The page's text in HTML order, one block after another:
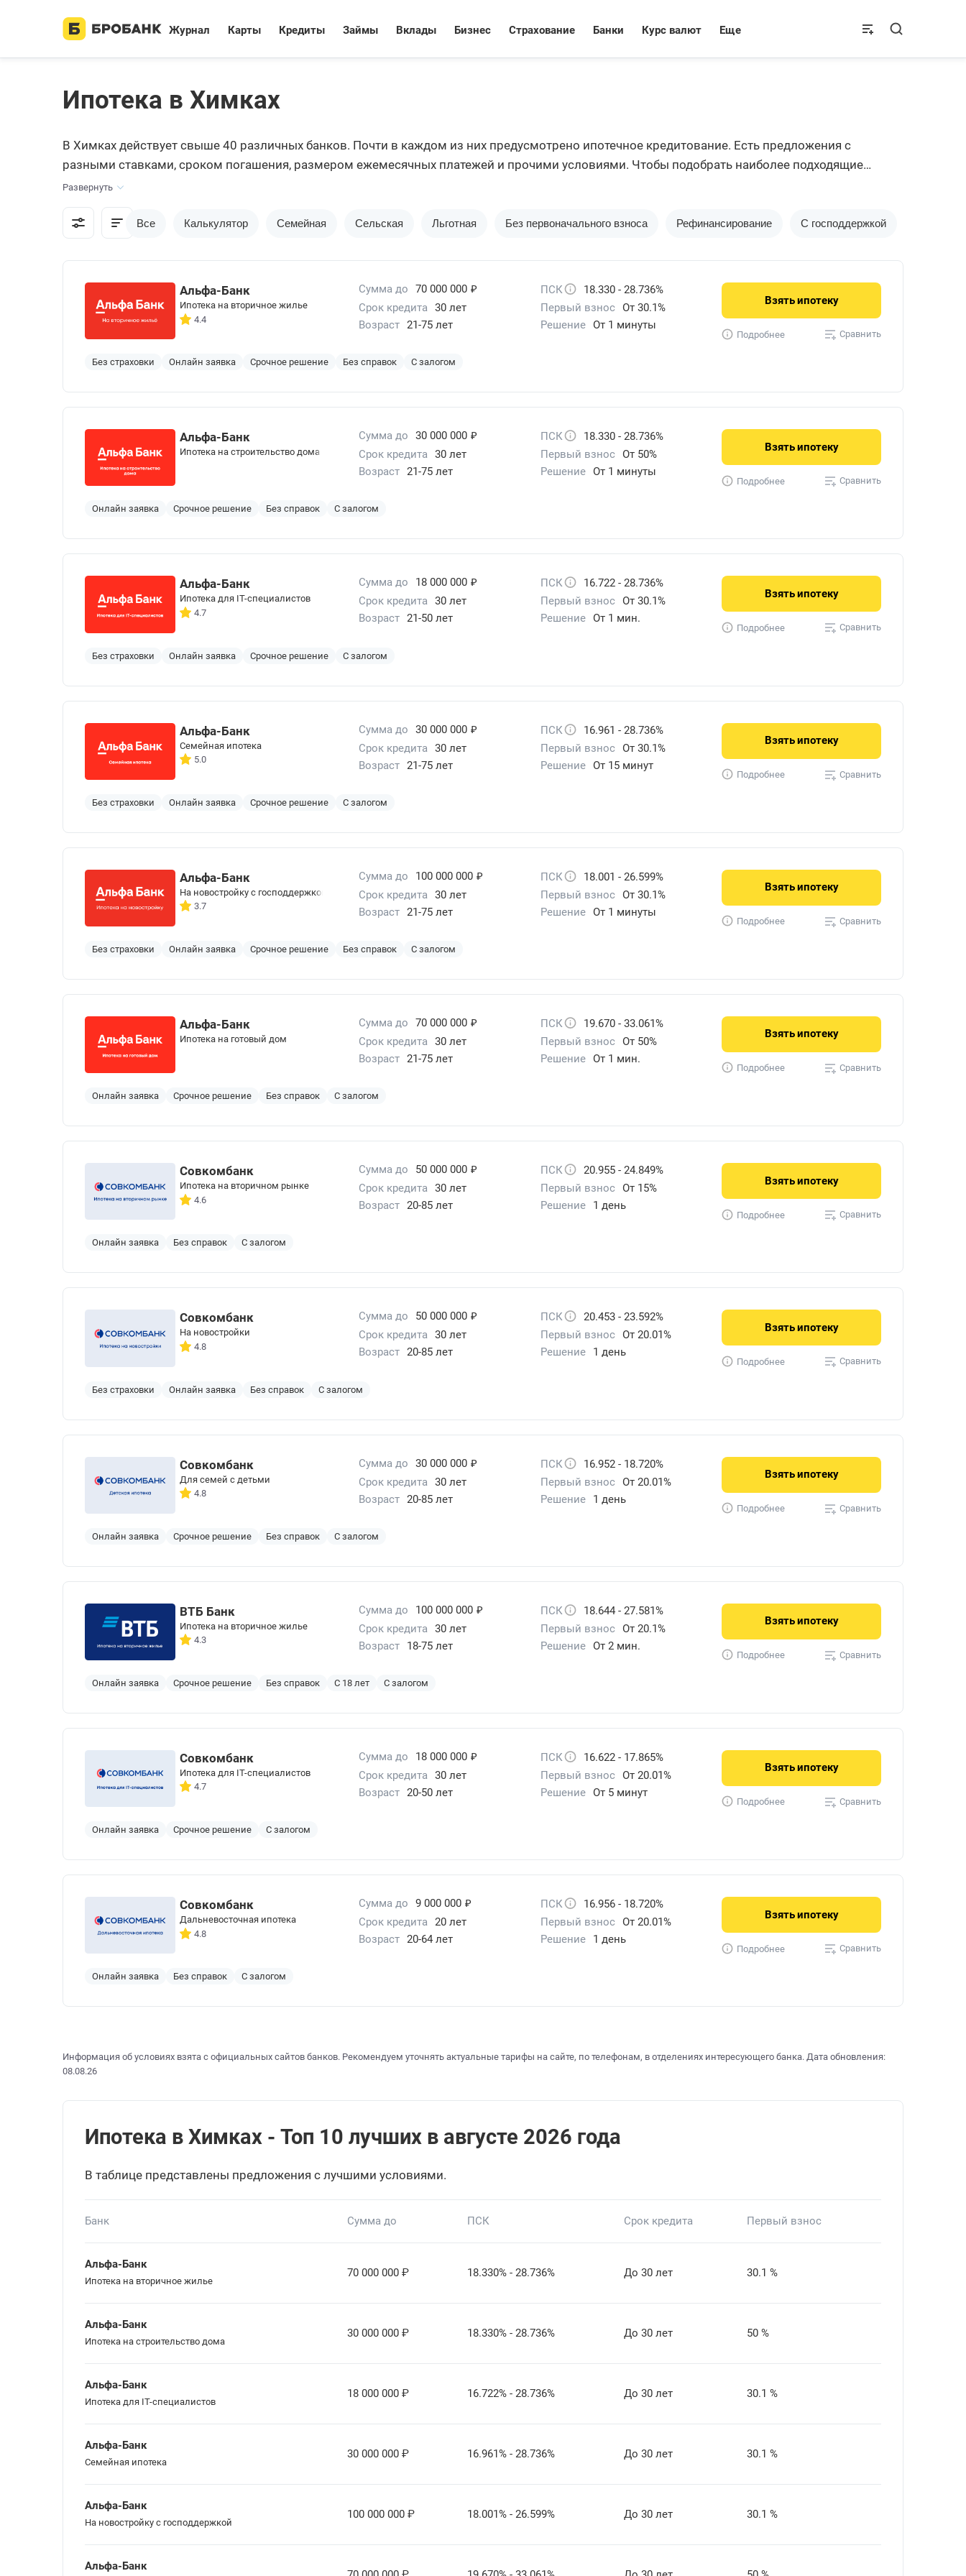
Журнал Карты Кредиты Займы Вклады Бизнес Страхование Банки Курс валют Еще
Ипотека в Химках
В Химках действует свыше 40 различных банков. Почти в каждом из них предусмотрено ипотечное кредитование. Есть предложения с
разными ставками, сроком погашения, размером ежемесячных платежей и прочими условиями. Чтобы подобрать наиболее подходящие
условия, необходимо просчитать и сравнить все варианты. В этом может помочь сервис Бробанк.
Развернуть
Все Калькулятор Семейная Сельская Льготная Без первоначального взноса Рефинансирование С господдержкой
Альфа-Банк
Ипотека на вторичное жилье
4.4
Сумма до 70 000 000 ₽ ПСК
18.330 - 28.736%
Срок кредита 30 лет Первый взнос От 30.1%
Возраст 21-75 лет Решение От 1 минуты
Без страховки Онлайн заявка Срочное решение Без справок С залогом
Взятьипотеку
Подробнее Сравнить
Альфа-Банк
Ипотека на строительство дома
Сумма до 30 000 000 ₽ ПСК
18.330 - 28.736%
Срок кредита 30 лет Первый взнос От 50%
Возраст 21-75 лет Решение От 1 минуты
Онлайн заявка Срочное решение Без справок С залогом
Взятьипотеку
Подробнее Сравнить
Альфа-Банк
Ипотека для IT-специалистов
4.7
Сумма до 18 000 000 ₽ ПСК
16.722 - 28.736%
Срок кредита 30 лет Первый взнос От 30.1%
Возраст 21-50 лет Решение От 1 мин.
Без страховки Онлайн заявка Срочное решение С залогом
Взятьипотеку
Подробнее Сравнить
Альфа-Банк
Семейная ипотека
5.0
Сумма до 30 000 000 ₽ ПСК
16.961 - 28.736%
Срок кредита
30 лет Первый взнос От 30.1%
Возраст 21-75 лет Решение От 15 минут
Без страховки Онлайн заявка Срочное решение С залогом
Взятьипотеку
Подробнее Сравнить
Альфа-Банк
На новостройку с господдержкой
3.7
Сумма до 100 000 000 ₽ ПСК
18.001 - 26.599%
Срок кредита 30 лет Первый взнос От 30.1%
Возраст 21-75 лет Решение От 1 минуты
Без страховки Онлайн заявка Срочное решение Без справок С залогом
Взятьипотеку
Подробнее Сравнить
Альфа-Банк
Ипотека на готовый дом
Сумма до 70 000 000 ₽ ПСК
19.670 - 33.061%
Срок кредита 30 лет Первый взнос От 50%
Возраст 21-75 лет Решение От 1 мин.
Онлайн заявка Срочное решение Без справок С залогом
Взятьипотеку
Подробнее Сравнить
Совкомбанк
Ипотека на вторичном рынке
4.6
Сумма до 50 000 000 ₽ ПСК
20.955 - 24.849%
Срок кредита 30 лет Первый взнос От 15%
Возраст 20-85 лет Решение 1 день
Онлайн заявка Без справок С залогом
Взятьипотеку
Подробнее Сравнить
Совкомбанк
На новостройки
4.8
Сумма до 50 000 000 ₽ ПСК
20.453 - 23.592%
Срок кредита 30 лет Первый взнос От 20.01%
Возраст 20-85 лет Решение 1 день
Без страховки Онлайн заявка Без справок С залогом
Взятьипотеку
Подробнее Сравнить
Совкомбанк
Для семей с детьми
4.8
Сумма до 30 000 000 ₽ ПСК
16.952 - 18.720%
Срок кредита
30 лет Первый взнос От 20.01%
Возраст 20-85 лет Решение 1 день
Онлайн заявка Срочное решение Без справок С залогом
Взятьипотеку
Подробнее Сравнить
ВТБ Банк
Ипотека на вторичное жилье
4.3
Сумма до 100 000 000 ₽ ПСК
18.644 - 27.581%
Срок кредита 30 лет Первый взнос От 20.1%
Возраст
18-75 лет Решение От 2 мин.
Онлайн заявка Срочное решение Без справок С 18 лет С залогом
Взятьипотеку
Подробнее Сравнить
Совкомбанк
Ипотека для IT-специалистов
4.7
Сумма до 18 000 000 ₽ ПСК
16.622 - 17.865%
Срок кредита 30 лет Первый взнос От 20.01%
Возраст 20-50 лет Решение От 5 минут
Онлайн заявка Срочное решение С залогом
Взятьипотеку
Подробнее Сравнить
Совкомбанк
Дальневосточная ипотека
4.8
Сумма до 9 000 000 ₽ ПСК
16.956 - 18.720%
Срок кредита 20 лет Первый взнос От 20.01%
Возраст 20-64 лет Решение 1 день
Онлайн заявка Без справок С залогом
Взятьипотеку
Подробнее Сравнить
Информация об условиях взята с официальных сайтов банков. Рекомендуем уточнять актуальные тарифы на сайте, по телефонам, в отделениях интересующего банка. Дата обновления:
08.08.26
Ипотека в Химках - Топ 10 лучших в августе 2026 года
В таблице представлены предложения с лучшими условиями.
Банк Сумма до ПСК Срок кредита Первый взнос
Альфа-Банк
Ипотека на вторичное жилье
70 000 000 ₽ 18.330% - 28.736% До 30 лет 30.1 %
Альфа-Банк
Ипотека на строительство дома
30 000 000 ₽ 18.330% - 28.736% До 30 лет 50 %
Альфа-Банк
Ипотека для IT-специалистов
18 000 000 ₽ 16.722% - 28.736% До 30 лет 30.1 %
Альфа-Банк
Семейная ипотека
30 000 000 ₽ 16.961% - 28.736% До 30 лет 30.1 %
Альфа-Банк
На новостройку с господдержкой
100 000 000 ₽ 18.001% - 26.599% До 30 лет 30.1 %
Альфа-Банк